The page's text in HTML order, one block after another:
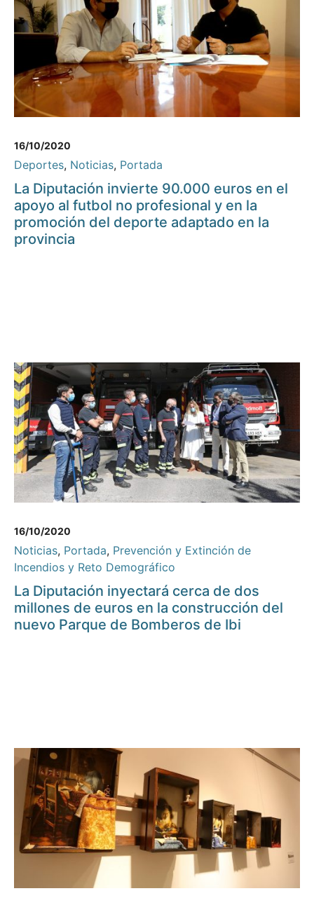
16/10/2020
Deportes, Noticias, Portada
La Diputación invierte 90.000 euros en el
apoyo al futbol no profesional y en la
promoción del deporte adaptado en la
provincia
16/10/2020
Noticias, Portada, Prevención y Extinción de
Incendios y Reto Demográfico
La Diputación inyectará cerca de dos
millones de euros en la construcción del
nuevo Parque de Bomberos de Ibi